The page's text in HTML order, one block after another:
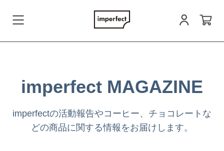
ログイン
お問い合わせ
imperfect MAGAZINE
imperfectの活動報告やコーヒー、チョコレートな
どの商品に関する情報をお届けします。